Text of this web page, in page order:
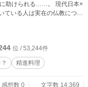
助けられる……。 現代日本×
まれるかと思います。ですの
で読んでください。
位 / 53,244件
精進料理
感想数 0
文字数 14,369